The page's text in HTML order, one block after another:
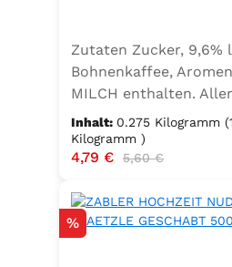
Zutaten Zucker, 9,6%
Bohnenkaffee,
MILCH enthalten.
und daraus
Inhalt: 0.275 Kilogramm
Kilogramm )
Verkaufspreis:
4,79 € Regulärer Preis:
5,60 €
Rabatt
%